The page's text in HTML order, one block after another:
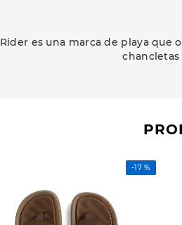
Rider es una marca de playa que
-17 %